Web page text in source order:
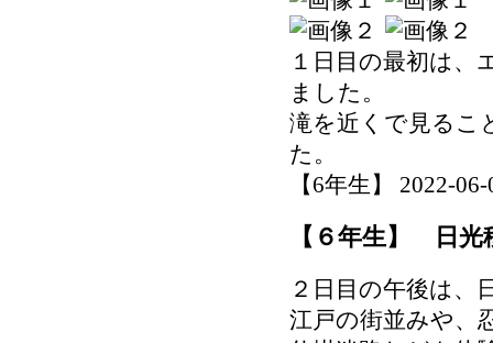
１日目の最初は、
ました。
滝を近くで見るこ
た。
【6年生】 2022-
【６年生】 日光
２日目の午後は、
江戸の街並みや、